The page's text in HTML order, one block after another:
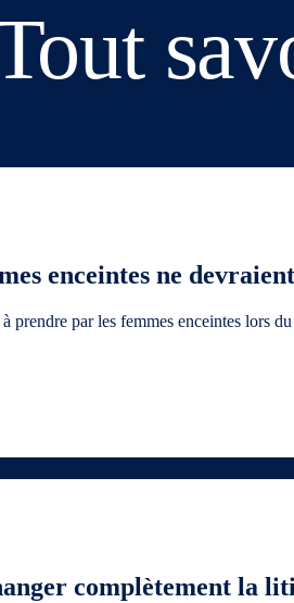
enceintes ne
prendre par les femmes enceintes lors
complètement la